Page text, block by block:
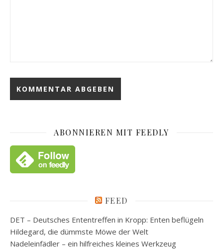
ABONNIEREN MIT FEEDLY
FEED
DET – Deutsches Ententreffen in Kropp: Enten beflügeln
Hildegard, die dümmste Möwe der Welt
Nadeleinfädler – ein hilfreiches kleines Werkzeug